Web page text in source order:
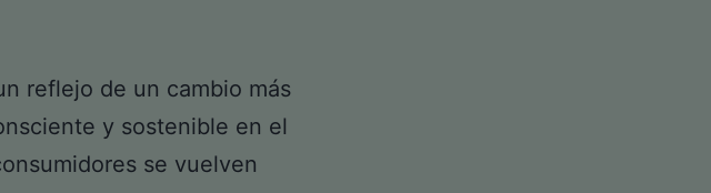
reflejo de un cambio más
y sostenible en el
se vuelven